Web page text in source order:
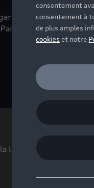
24 mois et
sont
liste des
consentement
consentement à
de plus amples
cookies et notre